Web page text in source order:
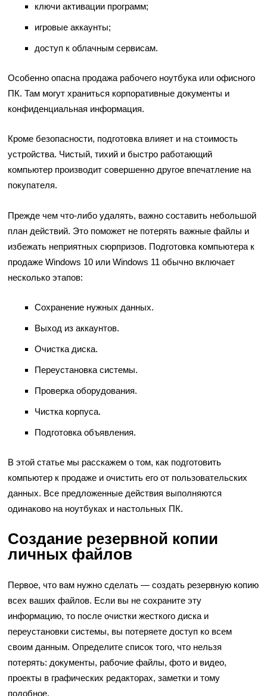
ключи активации программ;
игровые аккаунты;
доступ к облачным сервисам.
Особенно опасна продажа рабочего ноутбука или офисного
ПК. Там могут храниться корпоративные документы и
конфиденциальная информация.
Кроме безопасности, подготовка влияет и на стоимость
устройства. Чистый, тихий и быстро работающий
компьютер производит совершенно другое впечатление на
покупателя.
Прежде чем что-либо удалять, важно составить небольшой
план действий. Это поможет не потерять важные файлы и
избежать неприятных сюрпризов. Подготовка компьютера к
продаже Windows 10 или Windows 11 обычно включает
несколько этапов:
Сохранение нужных данных.
Выход из аккаунтов.
Очистка диска.
Переустановка системы.
Проверка оборудования.
Чистка корпуса.
Подготовка объявления.
В этой статье мы расскажем о том, как подготовить
компьютер к продаже и очистить его от пользовательских
данных. Все предложенные действия выполняются
одинаково на ноутбуках и настольных ПК.
Создание резервной копии
личных файлов
Первое, что вам нужно сделать — создать резервную копию
всех ваших файлов. Если вы не сохраните эту
информацию, то после очистки жесткого диска и
переустановки системы, вы потеряете доступ ко всем
своим данным. Определите список того, что нельзя
потерять: документы, рабочие файлы, фото и видео,
проекты в графических редакторах, заметки и тому
подобное.